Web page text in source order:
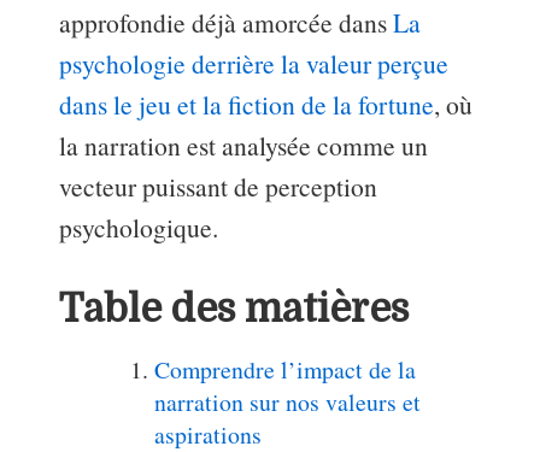
approfondie déjà amorcée dansLa
psychologie derrière la valeur perçue
dans le jeu et la fiction de la fortune, où
la narration est analysée comme un
vecteur puissant de perception
psychologique.
Table des matières
Comprendre l’impact de la
narration sur nos valeurs et
aspirations